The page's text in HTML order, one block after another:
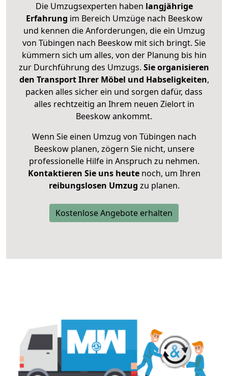
Die Umzugsexperten haben langjährige
Erfahrung im Bereich Umzüge nach Beeskow
und kennen die Anforderungen, die ein Umzug
von Tübingen nach Beeskow mit sich bringt. Sie
kümmern sich um alles, von der Planung bis hin
zur Durchführung des Umzugs. Sie organisieren
den Transport Ihrer Möbel und Habseligkeiten,
packen alles sicher ein und sorgen dafür, dass
alles rechtzeitig an Ihrem neuen Zielort in
Beeskow ankommt.
Wenn Sie einen Umzug von Tübingen nach
Beeskow planen, zögern Sie nicht, unsere
professionelle Hilfe in Anspruch zu nehmen.
Kontaktieren Sie uns heutenoch, um Ihren
reibungslosen Umzug zu planen.
Kostenlose Angebote erhalten